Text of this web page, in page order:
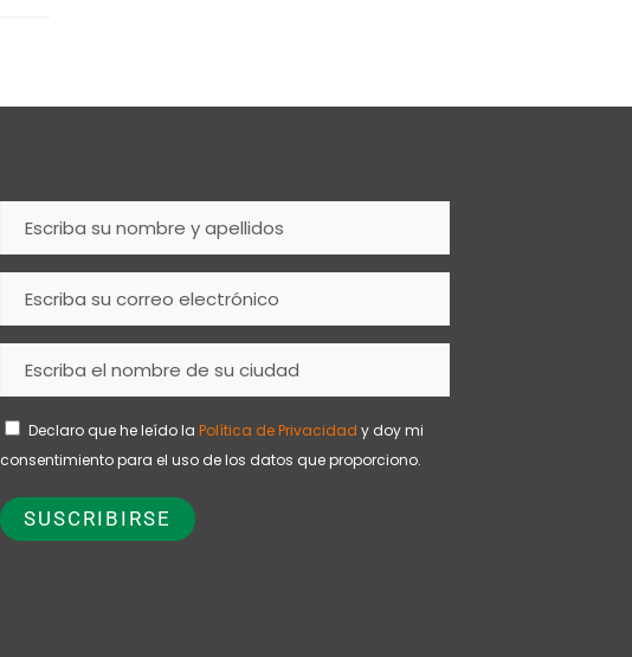
Declaro que he leído la Política de Privacidad y doy mi
consentimiento para el uso de los datos que proporciono.